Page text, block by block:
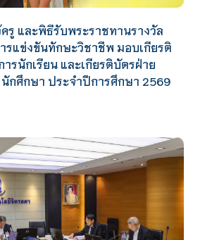
รู และพิธีรับพระราชทานรางวัล
รแข่งขันทักษะวิชาชีพ มอบเกียรติ
รนักเรียน และเกียรติบัตรฝ่าย
นักศึกษา ประจำปีการศึกษา 2569